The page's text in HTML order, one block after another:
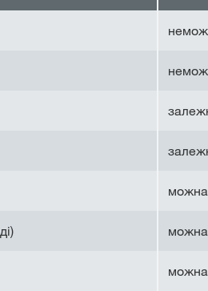
можна
можна
можна